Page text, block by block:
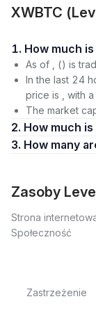
XWBTC
As of , () is
In the last 24
price is , with
The market
2. How much
3.
Zasoby
Strona
Społeczność
Zastrzeżenie